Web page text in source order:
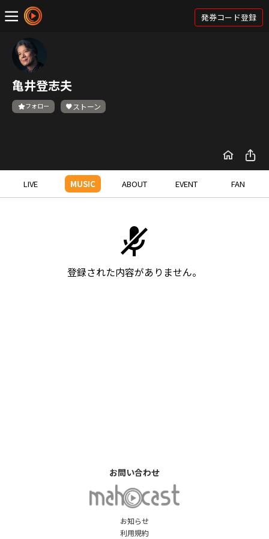
発券コード登録
亀井登志夫
フォロー ストーン
LIVE MUSIC ABOUT EVENT FAN
登録された内容がありません。
お知らせ
利用規約
お問い合わせ